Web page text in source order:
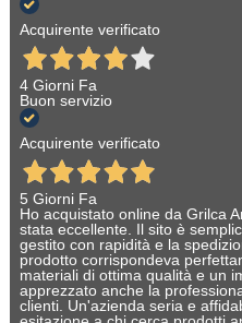
Acquirente verificato
4 Giorni Fa
Buon servizio
Acquirente verificato
5 Giorni Fa
Ho acquistato online da Grilca
stata eccellente. Il sito è
gestito con rapidità e la
prodotto corrispondeva
materiali di ottima qualità e un
apprezzato anche la
clienti. Un'azienda seria e